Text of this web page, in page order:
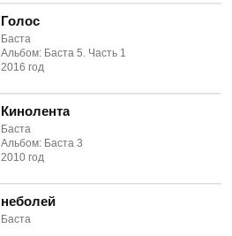
Голос
Баста
Альбом: Баста 5. Часть 1
2016 год
Кинолента
Баста
Альбом: Баста 3
2010 год
неболей
Баста